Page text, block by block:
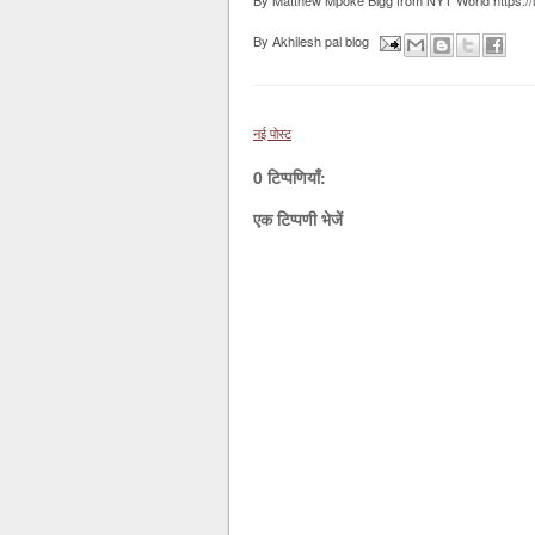
By Akhilesh pal blog
नई पोस्ट
0 टिप्पणियाँ:
एक टिप्पणी भेजें